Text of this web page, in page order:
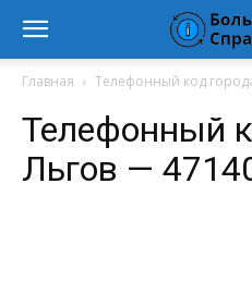
Главная Телефонный код
Телефонный
Льгов —